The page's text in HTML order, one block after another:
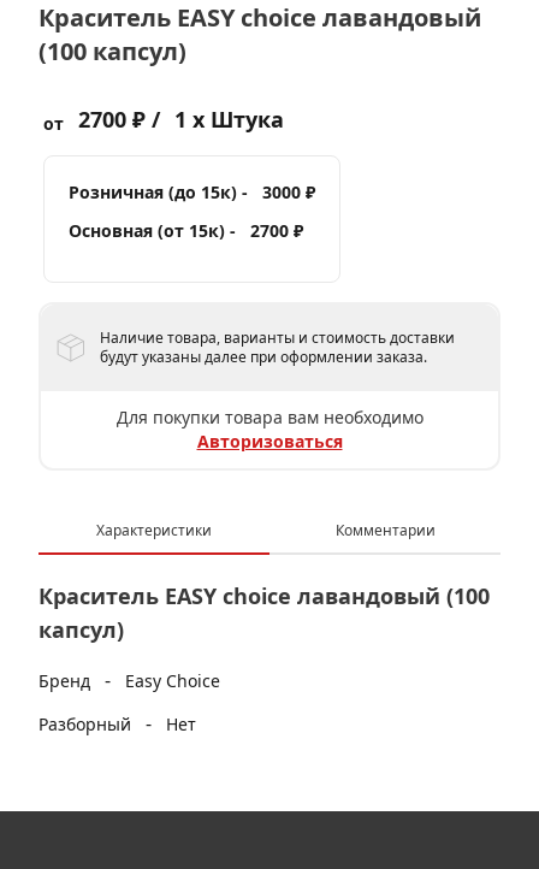
Краситель EASY choice лавандовый
(100 капсул)
от 2700 ₽ / 1 x Штука
Розничная (до 15к) -
3000 ₽
Основная (от 15к) -
2700 ₽
Наличие товара, варианты и стоимость доставки
будут указаны далее при оформлении заказа.
Для покупки товара вам необходимо
Авторизоваться
Характеристики Комментарии
Краситель EASY choice лавандовый (100
капсул)
Бренд -
Easy Choice
Разборный
- Нет